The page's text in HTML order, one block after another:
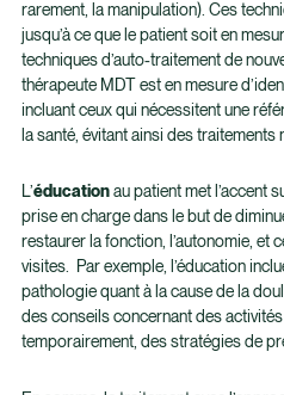
rarement, la manipulation). Ces
jusqu’à ce que le patient soit en
techniques d’auto-traitement de
thérapeute MDT est en mesure
incluant ceux qui nécessitent une
la santé, évitant ainsi des
L’éducationau patient met l’accent
prise en charge dans le but de
restaurer la fonction, l’autonomie, et
visites. Par exemple, l’éducation
pathologie quant à la cause de la
des conseils concernant des
temporairement, des stratégies de